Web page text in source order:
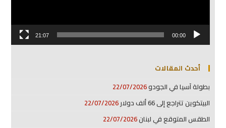
00:00
21:07
أحدث المقالات
بطولة آسيا في الجودو22/07/2026
البيتكوين تتراجع إلى 66 ألف دولار
22/07/2026
الطقس المتوقع في لبنان22/07/2026